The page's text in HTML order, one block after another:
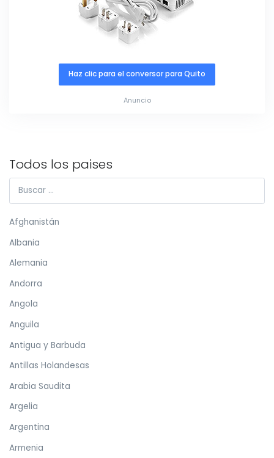
Haz clic para el conversor para Quito
Anuncio
Todos los paises
Afghanistán
Albania
Alemania
Andorra
Angola
Anguila
Antigua y Barbuda
Antillas Holandesas
Arabia Saudita
Argelia
Argentina
Armenia